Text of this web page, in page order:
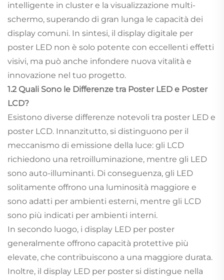
intelligente in cluster e la visualizzazione multi-
schermo, superando di gran lunga le capacità dei
display comuni. In sintesi, il display digitale per
poster LED non è solo potente con eccellenti effetti
visivi, ma può anche infondere nuova vitalità e
innovazione nel tuo progetto.
1.2 Quali Sono le Differenze tra Poster LED e Poster
LCD?
Esistono diverse differenze notevoli tra poster LED e
poster LCD. Innanzitutto, si distinguono per il
meccanismo di emissione della luce: gli LCD
richiedono una retroilluminazione, mentre gli LED
sono auto-illuminanti. Di conseguenza, gli LED
solitamente offrono una luminosità maggiore e
sono adatti per ambienti esterni, mentre gli LCD
sono più indicati per ambienti interni.
In secondo luogo, i display LED per poster
generalmente offrono capacità protettive più
elevate, che contribuiscono a una maggiore durata.
Inoltre, il display LED per poster si distingue nella